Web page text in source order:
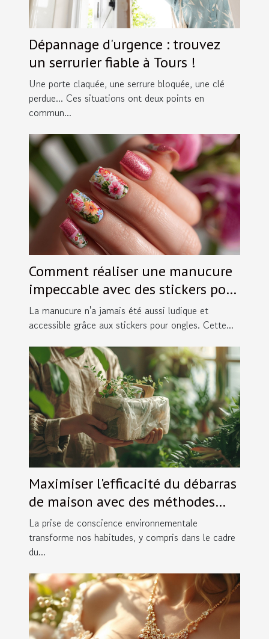
Dépannage d'urgence : trouvez
un serrurier fiable à Tours !
Une porte claquée, une serrure bloquée, une clé
perdue... Ces situations ont deux points en
commun...
Comment réaliser une manucure
impeccable avec des stickers pour
ongles
La manucure n'a jamais été aussi ludique et
accessible grâce aux stickers pour ongles. Cette...
Maximiser l'efficacité du débarras
de maison avec des méthodes
écologiques
La prise de conscience environnementale
transforme nos habitudes, y compris dans le cadre
du...